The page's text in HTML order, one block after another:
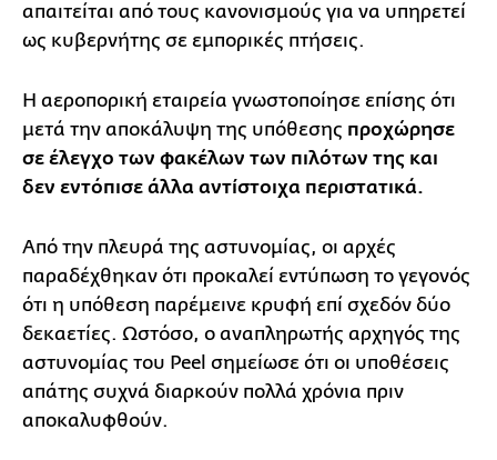
απαιτείται από τους κανονισμούς για να υπηρετεί
ως κυβερνήτης σε εμπορικές πτήσεις.
Η αεροπορική εταιρεία γνωστοποίησε επίσης ότι
μετά την αποκάλυψη της υπόθεσης προχώρησε
σε έλεγχο των φακέλων των πιλότων της και
δεν εντόπισε άλλα αντίστοιχα περιστατικά.
Από την πλευρά της αστυνομίας, οι αρχές
παραδέχθηκαν ότι προκαλεί εντύπωση το γεγονός
ότι η υπόθεση παρέμεινε κρυφή επί σχεδόν δύο
δεκαετίες. Ωστόσο, ο αναπληρωτής αρχηγός της
αστυνομίας του Peel σημείωσε ότι οι υποθέσεις
απάτης συχνά διαρκούν πολλά χρόνια πριν
αποκαλυφθούν.